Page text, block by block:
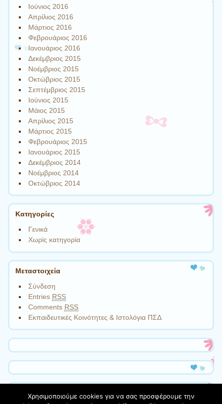
Ιούνιος 2016
Απρίλιος 2016
Μάρτιος 2016
Φεβρουάριος 2016
Ιανουάριος 2016
Δεκέμβριος 2015
Νοέμβριος 2015
Οκτώβριος 2015
Σεπτέμβριος 2015
Ιούνιος 2015
Μάιος 2015
Απρίλιος 2015
Μάρτιος 2015
Φεβρουάριος 2015
Ιανουάριος 2015
Δεκέμβριος 2014
Νοέμβριος 2014
Οκτώβριος 2014
Kατηγορίες
Γενικά
Χωρίς κατηγορία
Μεταστοιχεία
Σύνδεση
Entries RSS
Comments RSS
Εκπαιδευτικές Κοινότητες & Ιστολόγια ΠΣΔ
Χρησιμοποιούμε cookies για να σας προσφέρουμε την